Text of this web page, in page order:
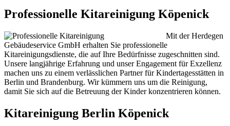
Professionelle Kitareinigung Köpenick
Mit der Herdegen
Gebäudeservice GmbH erhalten Sie professionelle
Kitareinigungsdienste, die auf Ihre Bedürfnisse zugeschnitten sind.
Unsere langjährige Erfahrung und unser Engagement für Exzellenz
machen uns zu einem verlässlichen Partner für Kindertagesstätten in
Berlin und Brandenburg. Wir kümmern uns um die Reinigung,
damit Sie sich auf die Betreuung der Kinder konzentrieren können.
Kitareinigung Berlin Köpenick